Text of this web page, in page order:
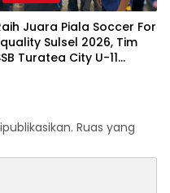
Juara Piala Soccer For
Sulsel 2026, Tim
Turatea City U-11
Ruas yang